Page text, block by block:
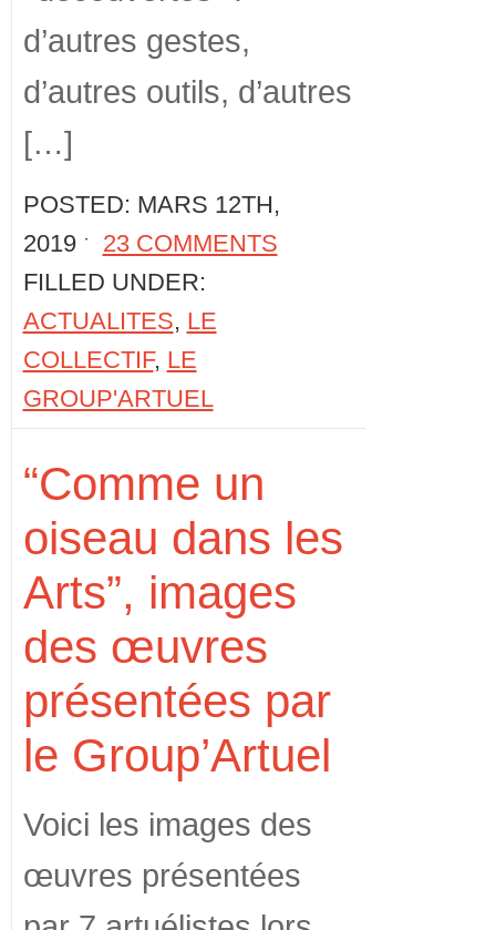
d’autres gestes,
d’autres outils, d’autres
[…]
POSTED: MARS 12TH,
2019 ˑ 23 COMMENTS
FILLED UNDER:
ACTUALITES, LE
COLLECTIF, LE
GROUP'ARTUEL
“Comme un
oiseau dans les
Arts”, images
des œuvres
présentées par
le Group’Artuel
Voici les images des
œuvres présentées